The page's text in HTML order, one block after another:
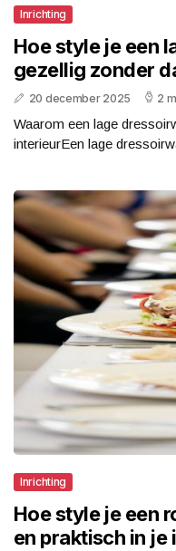
Inrichting
Hoe style je een
gezellig zonder
20 december 2025 2
Waarom een lage
interieurEen lage
Inrichting
Hoe style je een
en praktisch in je